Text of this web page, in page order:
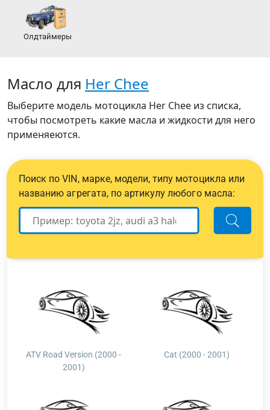
Олдтаймеры
Масло для Her Chee
Выберите модель мотоцикла Her Chee из списка,
чтобы посмотреть какие масла и жидкости для него
применяеются.
Поиск по VIN, марке, модели, типу мотоцикла или
названию агрегата, по артикулу любого масла:
ATV Road Version (2000 -
2001)
Cat (2000 - 2001)